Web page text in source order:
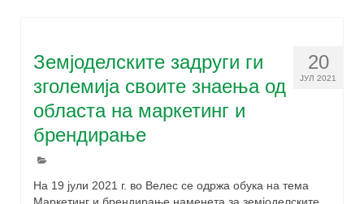
20
ЈУЛ 2021
Земјоделските задруги ги
зголемија своите знаења од
областа на маркетинг и
брендирање
На 19 јули 2021 г. во Велес се одржа обука на тема